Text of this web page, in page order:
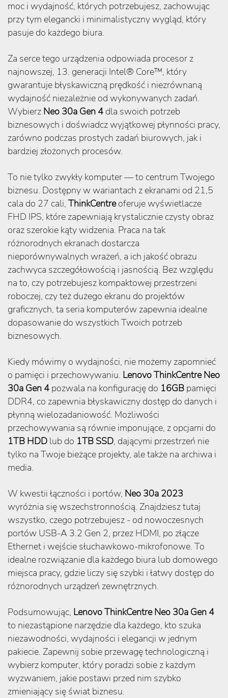
moc i wydajność, których potrzebujesz, zachowując
przy tym elegancki i minimalistyczny wygląd, który
pasuje do każdego biura.
Za serce tego urządzenia odpowiada procesor z
najnowszej, 13. generacji Intel® Core™, który
gwarantuje błyskawiczną prędkość i niezrównaną
wydajność niezależnie od wykonywanych zadań.
Wybierz Neo 30a Gen 4 dla swoich potrzeb
biznesowych i doświadcz wyjątkowej płynności pracy,
zarówno podczas prostych zadań biurowych, jak i
bardziej złożonych procesów.
To nie tylko zwykły komputer — to centrum Twojego
biznesu. Dostępny w wariantach z ekranami od 21,5
cala do 27 cali, ThinkCentreoferuje wyświetlacze
FHD IPS, które zapewniają krystalicznie czysty obraz
oraz szerokie kąty widzenia. Praca na tak
różnorodnych ekranach dostarcza
nieporównywalnych wrażeń, a ich jakość obrazu
zachwyca szczegółowością i jasnością. Bez względu
na to, czy potrzebujesz kompaktowej przestrzeni
roboczej, czy też dużego ekranu do projektów
graficznych, ta seria komputerów zapewnia idealne
dopasowanie do wszystkich Twoich potrzeb
biznesowych.
Kiedy mówimy o wydajności, nie możemy zapomnieć
o pamięci i przechowywaniu. Lenovo ThinkCentre Neo
30a Gen 4 pozwala na konfigurację do 16GB pamięci
DDR4, co zapewnia błyskawiczny dostęp do danych i
płynną wielozadaniowość. Możliwości
przechowywania są równie imponujące, z opcjami do
1TB HDD lub do 1TB SSD, dającymi przestrzeń nie
tylko na Twoje bieżące projekty, ale także na archiwa i
media.
W kwestii łączności i portów, Neo 30a 2023
wyróżnia się wszechstronnością. Znajdziesz tutaj
wszystko, czego potrzebujesz - od nowoczesnych
portów USB-A 3.2 Gen 2, przez HDMI, po złącze
Ethernet i wejście słuchawkowo-mikrofonowe. To
idealne rozwiązanie dla każdego biura lub domowego
miejsca pracy, gdzie liczy się szybki i łatwy dostęp do
różnorodnych urządzeń zewnętrznych.
Podsumowując, Lenovo ThinkCentre Neo 30a Gen 4
to niezastąpione narzędzie dla każdego, kto szuka
niezawodności, wydajności i elegancji w jednym
pakiecie. Zapewnij sobie przewagę technologiczną i
wybierz komputer, który poradzi sobie z każdym
wyzwaniem, jakie postawi przed nim szybko
zmieniający się świat biznesu.